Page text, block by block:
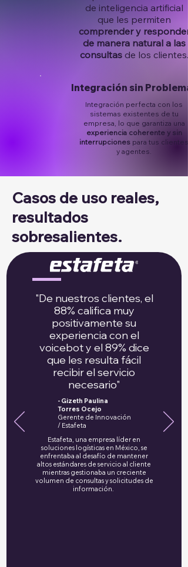
de inteligencia artificial
que les permiten
comprender y responder
de manera natural a las
consultasde los clientes.
Integración sin
Integración perfecta con los
sistemas existentes de tu
empresa, lo que garantiza una
experiencia coherente y sin
interrupciones para tus clientes
y agentes.
Casos de uso reales,
resultados
sobresalientes.
"De nuestros clientes, el
88% califica muy
positivamente su
experiencia con el
voicebot y el 89% dice
que les resulta fácil
recibir el servicio
necesario"
- Gizeth Paulina
Torres Ocejo
Gerente de Innovación
/ Estafeta
Estafeta, una empresa líder en
soluciones logísticas en México, se
enfrentaba al desafío de mantener
altos estándares de servicio al cliente
mientras gestionaba un creciente
volumen de consultas y solicitudes de
información.